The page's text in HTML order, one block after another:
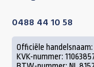
0488 44 10 58
Officiële
KVK-nummer: